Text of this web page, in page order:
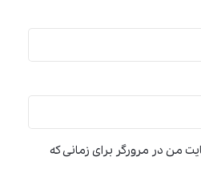
من در مرورگر برای زمانی که